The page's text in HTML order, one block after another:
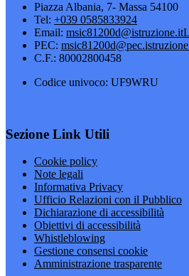
Piazza Albania, 7- Massa 54100
Tel: +039 0585833924
Email: msic81200d@istruzione.it
PEC:
C.F.: 80002800458
Codice univoco: UF9WRU
Sezione Link Utili
Cookie policy
Note legali
Informativa Privacy
Ufficio Relazioni con il Pubblico
Dichiarazione di accessibilità
Obiettivi di accessibilità
Whistleblowing
Gestione consensi cookie
Amministrazione trasparente